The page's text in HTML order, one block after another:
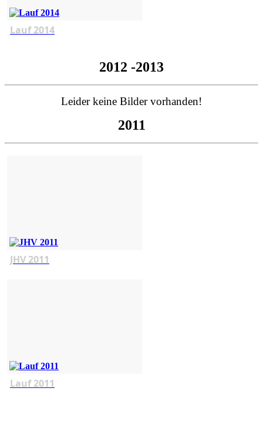
Lauf 2014
2012 -2013
Leider keine Bilder vorhanden!
2011
JHV 2011
Lauf 2011